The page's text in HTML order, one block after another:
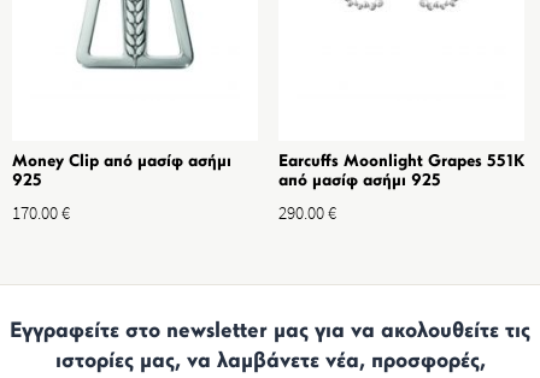
Money Clip από μασίφ ασήμι
925
170.00€
Earcuffs Moonlight Grapes 551K
από μασίφ ασήμι 925
290.00€
Εγγραφείτε στο newsletter μας για να ακολουθείτε τις
ιστορίες μας, να λαμβάνετε νέα, προσφορές,